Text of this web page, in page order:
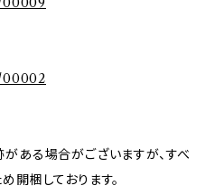
ある場合がございますが、すべ
開梱しております。